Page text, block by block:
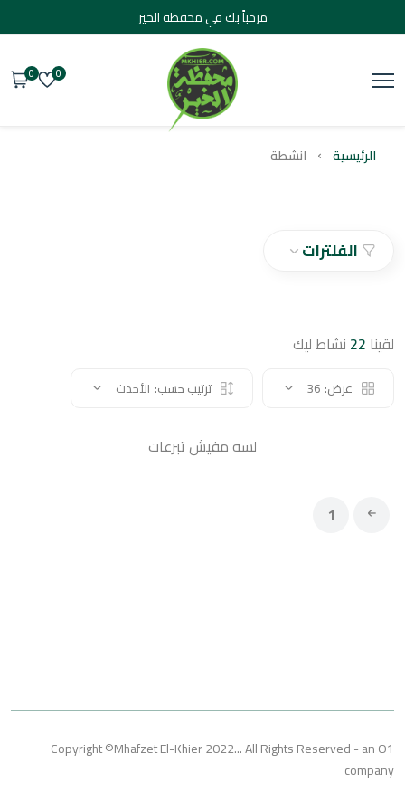
مرحباً بك في محفظة الخير
انشطة
الفلترات
نشاط ليك
عرض: 36 ترتيب حسب: الأحدث
لسه مفيش تبرعات
1
Copyright ©Mhafzet El-Khier 2022... All Rights Reserved